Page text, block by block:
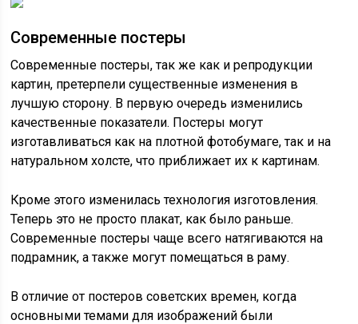
Современные постеры
Современные постеры, так же как и репродукции
картин, претерпели существенные изменения в
лучшую сторону. В первую очередь изменились
качественные показатели. Постеры могут
изготавливаться как на плотной фотобумаге, так и на
натуральном холсте, что приближает их к картинам.
Кроме этого изменилась технология изготовления.
Теперь это не просто плакат, как было раньше.
Современные постеры чаще всего натягиваются на
подрамник, а также могут помещаться в раму.
В отличие от постеров советских времен, когда
основными темами для изображений были